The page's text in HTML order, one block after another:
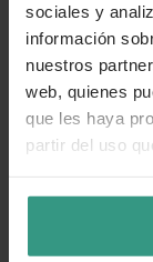
sociales y
información
nuestros
web, quienes
que les haya
partir del uso